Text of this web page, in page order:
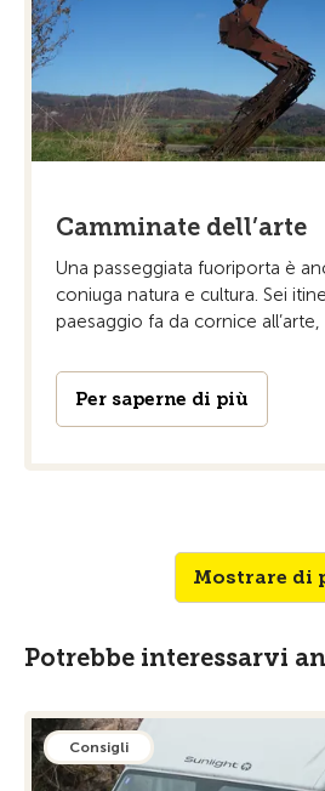
Camminate dell’arte
Una passeggiata fuoriporta è
coniuga natura e cultura. Sei
paesaggio fa da cornice all’arte,
Per saperne di più
Mostrare di
Potrebbe interessarvi
Consigli